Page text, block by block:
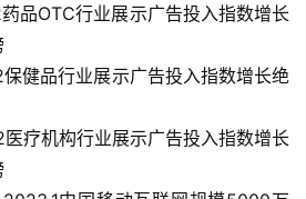
品OTC行业展示广告投入指数增长
健品行业展示广告投入指数增长绝
疗机构行业展示广告投入指数增长